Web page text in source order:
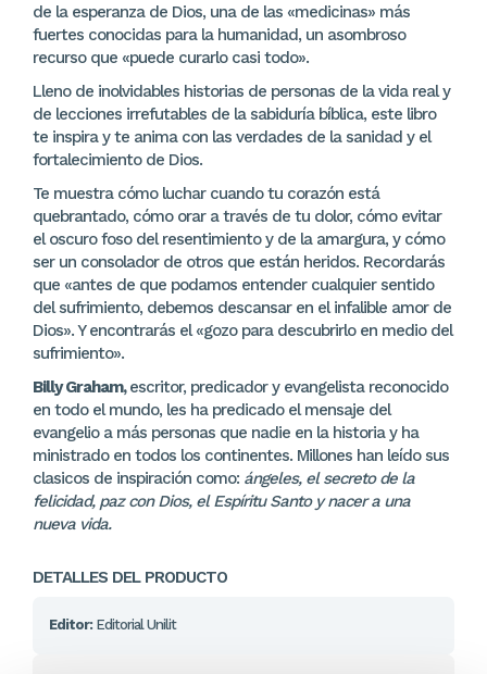
de la esperanza de Dios, una de las «medicinas» más
fuertes conocidas para la humanidad, un asombroso
recurso que «puede curarlo casi todo».
Lleno de inolvidables historias de personas de la vida real y
de lecciones irrefutables de la sabiduría bíblica, este libro
te inspira y te anima con las verdades de la sanidad y el
fortalecimiento de Dios.
Te muestra cómo luchar cuando tu corazón está
quebrantado, cómo orar a través de tu dolor, cómo evitar
el oscuro foso del resentimiento y de la amargura, y cómo
ser un consolador de otros que están heridos. Recordarás
que «antes de que podamos entender cualquier sentido
del sufrimiento, debemos descansar en el infalible amor de
Dios». Y encontrarás el «gozo para descubrirlo en medio del
sufrimiento».
Billy Graham,escritor, predicador y evangelista reconocido
en todo el mundo, les ha predicado el mensaje del
evangelio a más personas que nadie en la historia y ha
ministrado en todos los continentes. Millones han leído sus
clasicos de inspiración como: ángeles, el secreto de la
felicidad, paz con Dios, el Espíritu Santo y nacer a una
nueva vida.
DETALLES DEL PRODUCTO
Editor: Editorial Unilit